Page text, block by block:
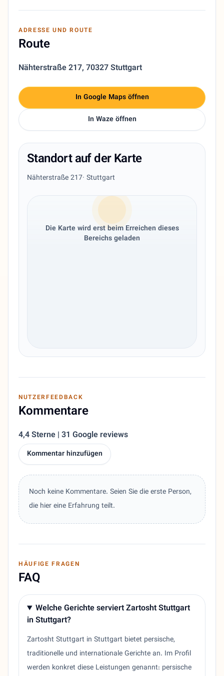
ADRESSE UND ROUTE
Route
Nähterstraße 217, 70327 Stuttgart
In Google Maps öffnen
In Waze öffnen
Standort auf der Karte
Nähterstraße 217· Stuttgart
Die Karte wird erst beim Erreichen dieses
Bereichs geladen
NUTZERFEEDBACK
Kommentare
4,4 Sterne | 31 Google reviews
Kommentar hinzufügen
Noch keine Kommentare. Seien Sie die erste Person,
die hier eine Erfahrung teilt.
HÄUFIGE FRAGEN
FAQ
Welche Gerichte serviert Zartosht Stuttgart
in Stuttgart?
Zartosht Stuttgart in Stuttgart bietet persische,
traditionelle und internationale Gerichte an. Im Profil
werden konkret diese Leistungen genannt: persische